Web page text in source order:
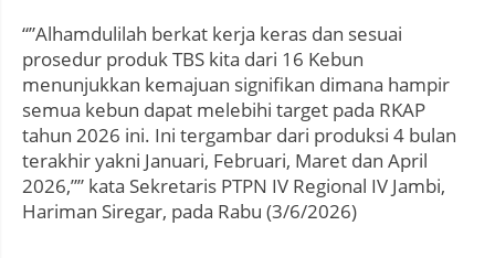
“”Alhamdulilah berkat kerja keras dan sesuai
prosedur produk TBS kita dari 16 Kebun
menunjukkan kemajuan signifikan dimana hampir
semua kebun dapat melebihi target pada RKAP
tahun 2026 ini. Ini tergambar dari produksi 4 bulan
terakhir yakni Januari, Februari, Maret dan April
2026,”” kata Sekretaris PTPN IV Regional IV Jambi,
Hariman Siregar, pada Rabu (3/6/2026)